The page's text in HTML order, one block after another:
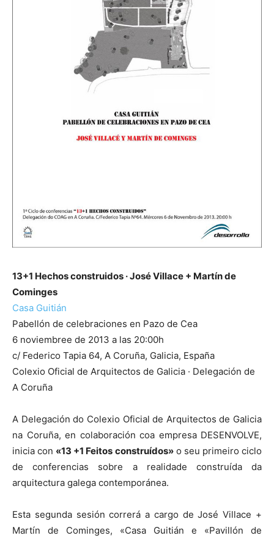
13+1 Hechos construidos · José Villace + Martín de
Cominges
Casa Guitián
Pabellón de celebraciones en Pazo de Cea
6 noviembree de 2013 a las 20:00h
c/ Federico Tapia 64, A Coruña, Galicia, España
Colexio Oficial de Arquitectos de Galicia · Delegación de
A Coruña
A Delegación do Colexio Oficial de Arquitectos de Galicia
na Coruña, en colaboración coa empresa DESENVOLVE,
inicia con «13 +1 Feitos construídos»o seu primeiro ciclo
de conferencias sobre a realidade construída da
arquitectura galega contemporánea.
Esta segunda sesión correrá a cargo de José Villace +
Martín de Cominges, «Casa Guitián e «Pavillón de